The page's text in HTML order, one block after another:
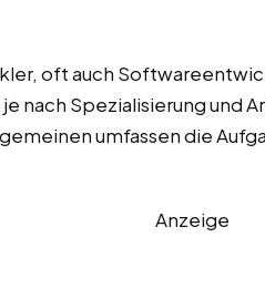
oft auch
nach Spezialisierung und
umfassen die
Anzeige